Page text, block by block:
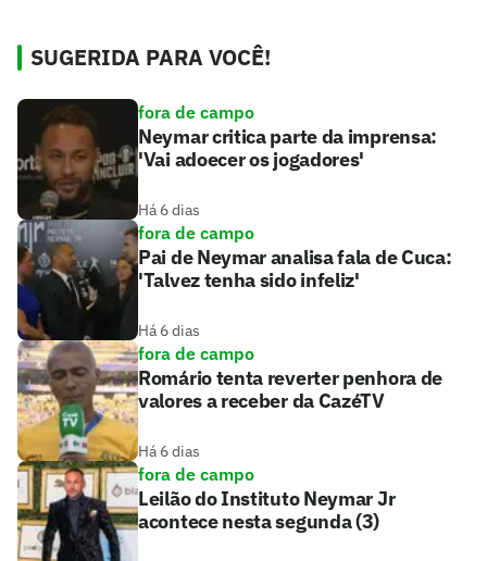
SUGERIDA PARA VOCÊ!
fora de campo
Neymar critica parte da imprensa:
'Vai adoecer os jogadores'
Há 6 dias
fora de campo
Pai de Neymar analisa fala de Cuca:
'Talvez tenha sido infeliz'
Há 6 dias
fora de campo
Romário tenta reverter penhora de
valores a receber da CazéTV
Há 6 dias
fora de campo
Leilão do Instituto Neymar Jr
acontece nesta segunda (3)